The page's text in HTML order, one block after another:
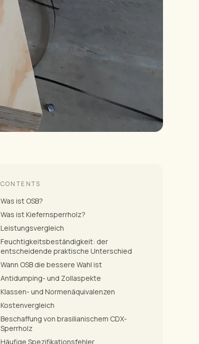
CONTENTS
Was ist OSB?
Was ist Kiefernsperrholz?
Leistungsvergleich
Feuchtigkeitsbeständigkeit: der
entscheidende praktische Unterschied
Wann OSB die bessere Wahl ist
Antidumping- und Zollaspekte
Klassen- und Normenäquivalenzen
Kostenvergleich
Beschaffung von brasilianischem CDX-
Sperrholz
Häufige Spezifikationsfehler